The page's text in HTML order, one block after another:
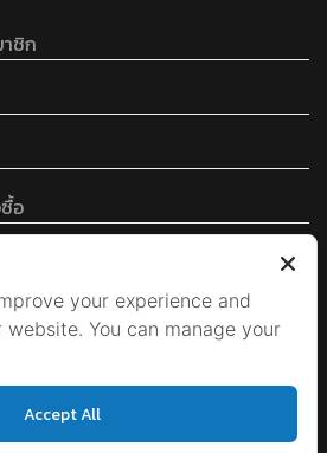
ชิก
อ
คล
นค้า
your experience and
You can manage your
Accept All